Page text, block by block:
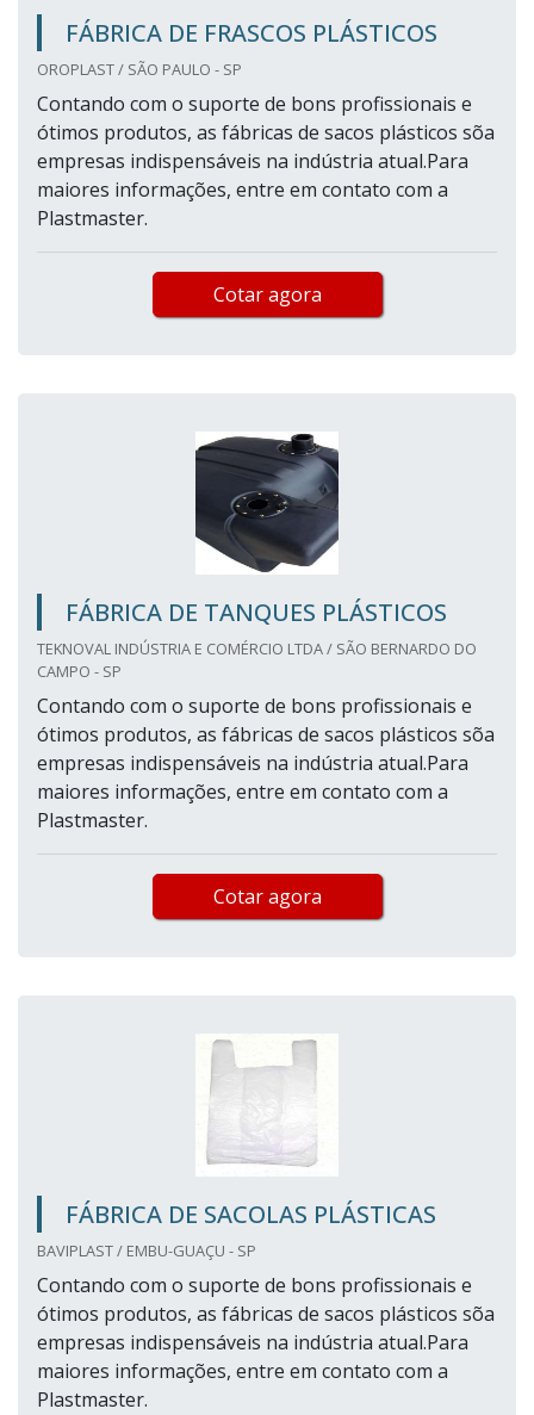
FÁBRICA DE FRASCOS PLÁSTICOS
OROPLAST / SÃO PAULO - SP
Contando com o suporte de bons profissionais e
ótimos produtos, as fábricas de sacos plásticos sõa
empresas indispensáveis na indústria atual.Para
maiores informações, entre em contato com a
Plastmaster.
Cotar agora
FÁBRICA DE TANQUES PLÁSTICOS
TEKNOVAL INDÚSTRIA E COMÉRCIO LTDA / SÃO BERNARDO DO
CAMPO - SP
Contando com o suporte de bons profissionais e
ótimos produtos, as fábricas de sacos plásticos sõa
empresas indispensáveis na indústria atual.Para
maiores informações, entre em contato com a
Plastmaster.
Cotar agora
FÁBRICA DE SACOLAS PLÁSTICAS
BAVIPLAST / EMBU-GUAÇU - SP
Contando com o suporte de bons profissionais e
ótimos produtos, as fábricas de sacos plásticos sõa
empresas indispensáveis na indústria atual.Para
maiores informações, entre em contato com a
Plastmaster.